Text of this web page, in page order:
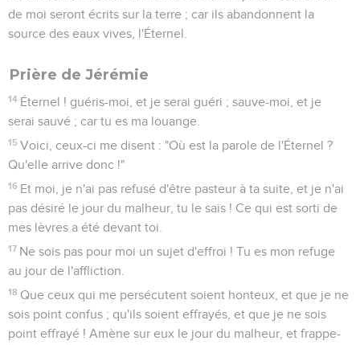
de moi seront écrits sur la terre ; car ils abandonnent la
source des eaux vives, l'Éternel.
Prière de Jérémie
14 Éternel ! guéris-moi, et je serai guéri ; sauve-moi, et je
serai sauvé ; car tu es ma louange.
15 Voici, ceux-ci me disent : "Où est la parole de l'Éternel ?
Qu'elle arrive donc !"
16 Et moi, je n'ai pas refusé d'être pasteur à ta suite, et je n'ai
pas désiré le jour du malheur, tu le sais ! Ce qui est sorti de
mes lèvres a été devant toi.
17 Ne sois pas pour moi un sujet d'effroi ! Tu es mon refuge
au jour de l'affliction.
18 Que ceux qui me persécutent soient honteux, et que je ne
sois point confus ; qu'ils soient effrayés, et que je ne sois
point effrayé ! Amène sur eux le jour du malheur, et frappe-